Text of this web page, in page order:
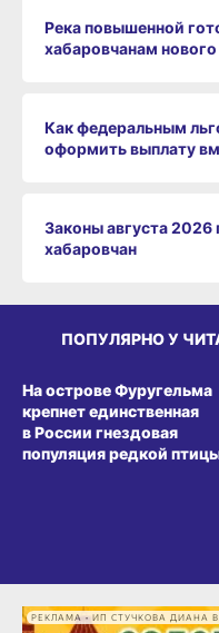
Река повышенной
хабаровчанам
Как федеральным
оформить выплату
Законы августа 2026
хабаровчан
ПОПУЛЯРНО У
На острове Фуругельма
крепнет единственная
в России гнездовая
популяция редкой
РЕКЛАМА • ИП СТУЧКОВА ДИАНА